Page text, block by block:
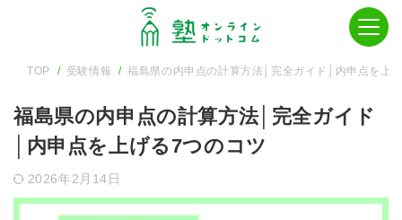
TOP 受験情報 福島県の内申点の計算方法│完全ガイド│内申点を上
福島県の内申点の計算方法│完全ガイド
│内申点を上げる7つのコツ
2026年2月14日